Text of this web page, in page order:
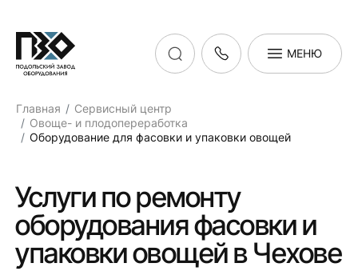
МЕНЮ
Главная
Сервисный центр
Овоще- и плодопереработка
Оборудование для фасовки и упаковки овощей
Услуги по ремонту
оборудования фасовки и
упаковки овощей в Чехове